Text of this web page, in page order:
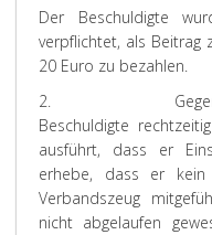
Der Beschuldigte
verpflichtet, als Beitrag
20 Euro zu bezahlen.
2. Gegen
Beschuldigte
ausführt, dass er
erhebe, dass er kein
Verbandszeug
nicht abgelaufen